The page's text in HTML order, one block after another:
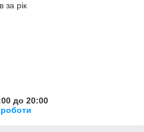
за рік
до 20:00